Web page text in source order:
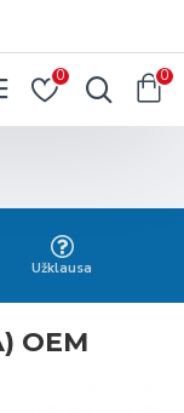
0 0
Užklausa
OEM